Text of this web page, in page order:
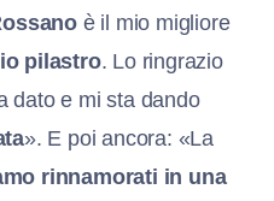
è il mio migliore
pilastro. Lo ringrazio
dato e mi sta dando
». E poi ancora: «La
rinnamorati in una